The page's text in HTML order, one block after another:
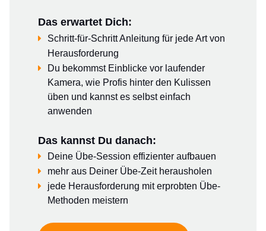
Das erwartet Dich:
Schritt-für-Schritt Anleitung für jede Art von
Herausforderung
Du bekommst Einblicke vor laufender
Kamera, wie Profis hinter den Kulissen
üben und kannst es selbst einfach
anwenden
Das kannst Du danach:
Deine Übe-Session effizienter aufbauen
mehr aus Deiner Übe-Zeit herausholen
jede Herausforderung mit erprobten Übe-
Methoden meistern